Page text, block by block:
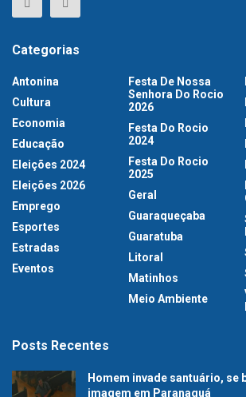
Categorias
Antonina
Cultura
Economia
Educação
Eleições 2024
Eleições 2026
Emprego
Esportes
Estradas
Eventos
Festa De Nossa
Senhora Do Rocio
2026
Festa Do Rocio
2024
Festa Do Rocio
2025
Geral
Guaraqueçaba
Guaratuba
Litoral
Matinhos
Meio Ambiente
Posts Recentes
Homem invade santuário, se
imagem em Paranaguá